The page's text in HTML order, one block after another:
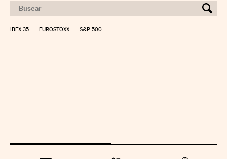
IBEX 35 EUROSTOXX S&P 500